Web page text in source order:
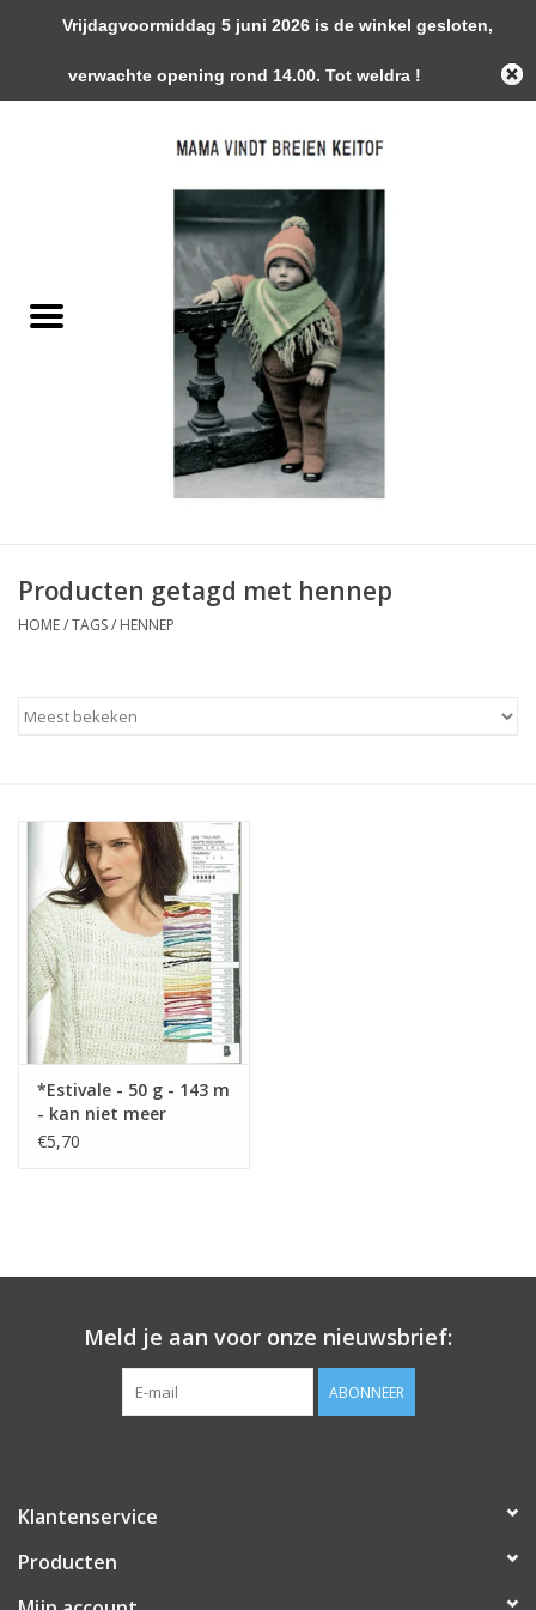
0 Artikelen - €0,00
Handwerk Toebehoren
Magazines / Patronen / Boeken
Producten getagd met hennep
HOME/TAGS/ HENNEP
*Estivale - 50 g - 143 m
- kan niet meer
besteld worden !
€5,70
Meld je aan voor onze nieuwsbrief:
ABONNEER
Klantenservice
Producten
Vrijdagvoormiddag 5 juni 2026 is de winkel gesloten,
verwachte opening rond 14.00. Tot weldra !